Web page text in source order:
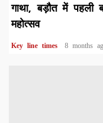
गाथा, बड़ौत में पहली
महोत्सव
Key line times 8 months